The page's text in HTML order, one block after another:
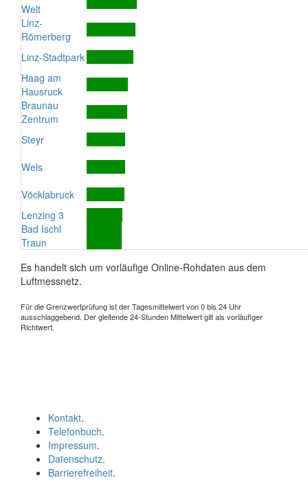
Welt
Linz-
Römerberg
Linz-Stadtpark
Haag am
Hausruck
Braunau
Zentrum
Steyr
Wels
Vöcklabruck
Lenzing 3
Bad Ischl
Traun
Es handelt sich um vorläufige Online-Rohdaten aus dem
Luftmessnetz.
Für die Grenzwertprüfung ist der Tagesmittelwert von 0 bis 24 Uhr
ausschlaggebend. Der gleitende 24-Stunden Mittelwert gilt als vorläufiger
Richtwert.
Kontakt.
Telefonbuch.
Impressum.
Datenschutz.
Barrierefreiheit.